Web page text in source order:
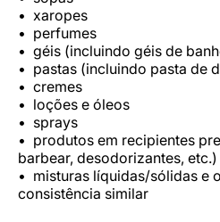
xaropes
perfumes
géis (incluindo géis de
pastas (incluindo pasta de
cremes
loções e óleos
sprays
produtos em recipientes
barbear, desodorizantes, etc.)
misturas líquidas/sólidas e
consistência similar